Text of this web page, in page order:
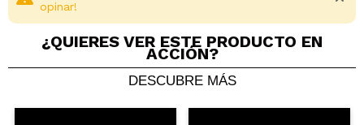
opinar!
¿QUIERES VER ESTE PRODUCTO EN
ACCIÓN?
DESCUBRE MÁS